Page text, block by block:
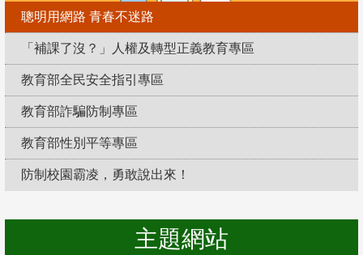
聰明用網路 青春不迷路
「補課了沒？」人權及轉型正義教育專區
教育部全民安全指引專區
教育部詐騙防制專區
教育部性別平等專區
防制校園霸凌，勇敢說出來！
主題網站